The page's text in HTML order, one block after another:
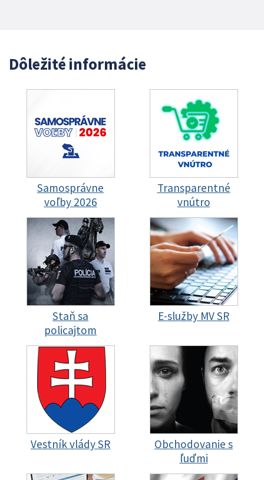
Dôležité informácie
Samosprávne
voľby 2026
Transparentné
vnútro
Staň sa
policajtom
E-služby MV SR
Vestník vlády SR
Obchodovanie s
ľuďmi